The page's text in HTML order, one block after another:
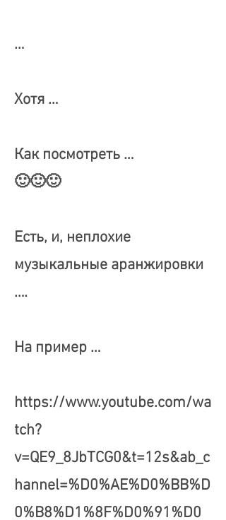
…
Хотя …
Как посмотреть …
🙂🙂🙂
Есть, и, неплохие
музыкальные аранжировки
….
На пример …
https://www.youtube.com/wa
tch?
v=QE9_8JbTCG0&t=12s&ab_c
hannel=%D0%AE%D0%BB%D
0%B8%D1%8F%D0%91%D0